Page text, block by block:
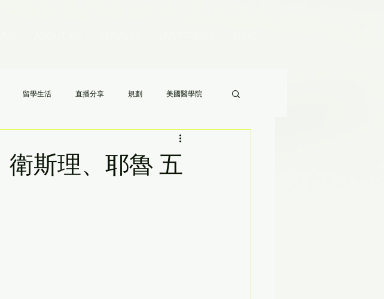
留學生活 直播分享 規劃 美國醫學院
《Audrey 老師的八分鐘家長答疑》
衛斯理、耶魯 五